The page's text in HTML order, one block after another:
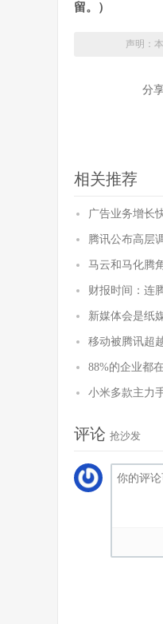
留。）
声明：
分
相关推荐
广告业务增长
腾讯公布高层
马云和马化腾
财报时间：连
新媒体会是纸
移动被腾讯超
88%的企业都
小米多款主力
评论 抢沙发